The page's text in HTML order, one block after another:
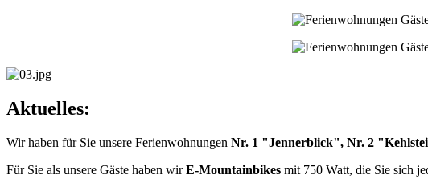
Aktuelles:
Wir haben für Sie unsere Ferienwohnungen Nr. 1 "Jennerblick", Nr. 2
Für Sie als unsere Gäste haben wirE-Mountainbikes mit 750 Watt, die Sie sich